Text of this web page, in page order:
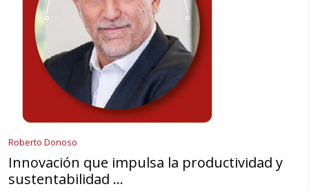
Roberto Donoso
Innovación que impulsa la productividad y
sustentabilidad …